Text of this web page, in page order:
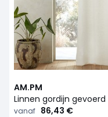
AM.PM
vanaf 86,43 €